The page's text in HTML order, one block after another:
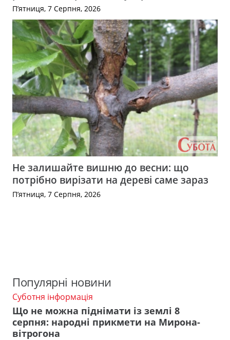
П’ятниця, 7 Серпня, 2026
Не залишайте вишню до весни: що
потрібно вирізати на дереві саме зараз
П’ятниця, 7 Серпня, 2026
Популярні новини
Суботня інформація
Що не можна піднімати із землі 8
серпня: народні прикмети на Мирона-
вітрогона